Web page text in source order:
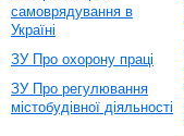
самоврядування в
Україні
ЗУ Про охорону праці
ЗУ Про регулювання
містобудівної діяльності